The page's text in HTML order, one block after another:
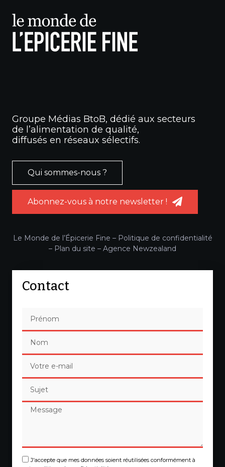
Groupe Médias BtoB, dédié aux secteurs
de l’alimentation de qualité,
diffusés en réseaux sélectifs.
Qui sommes-nous ?
Abonnez-vous à notre newsletter !
Le Monde de l’Épicerie Fine – Politique de confidentialité
– Plan du site – Agence Newzealand
Contact
J'accepte que mes données soient réutilisées conformément à